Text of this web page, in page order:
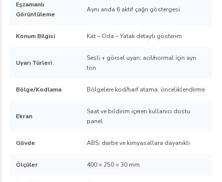
Eşzamanlı
Görüntüleme
Aynı anda 6 aktif çağrı göstergesi
Konum Bilgisi Kat – Oda – Yatak detaylı gösterim
Uyarı Türleri
Sesli + görsel uyarı; acil/normal için ayrı
ton
Bölge/Kodlama Bölgelere kod/harf atama, önceliklendirme
Ekran
Saat ve bildirim içeren kullanıcı dostu
panel
Gövde ABS; darbe ve kimyasallara dayanıklı
Ölçüler 400 × 250 × 30 mm